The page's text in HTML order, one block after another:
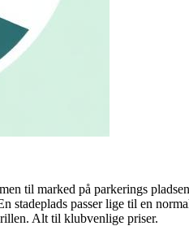
til marked på parkerings
stadeplads passer lige til en
Alt til klubvenlige priser.